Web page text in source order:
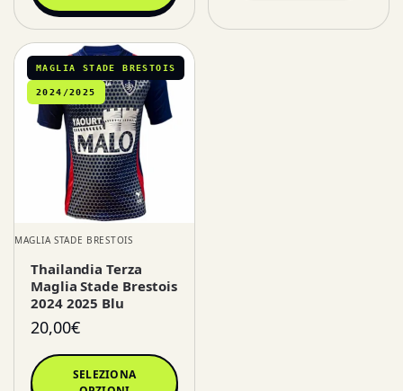
MAGLIA STADE BRESTOIS
2024/2025
MAGLIA STADE BRESTOIS
Thailandia Terza
Maglia Stade Brestois
2024 2025 Blu
20,00€
SELEZIONA